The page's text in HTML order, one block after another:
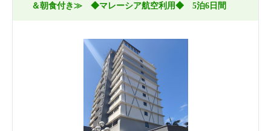
＆朝食付き≫ ◆マレーシア航空利用◆ 5泊6日間